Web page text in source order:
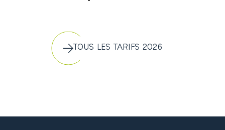
TOUS LES TARIFS 2026